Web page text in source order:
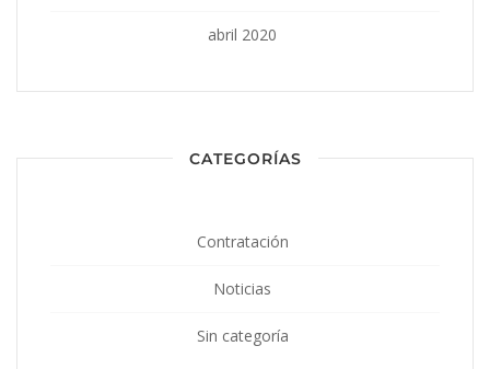
abril 2020
CATEGORÍAS
Contratación
Noticias
Sin categoría